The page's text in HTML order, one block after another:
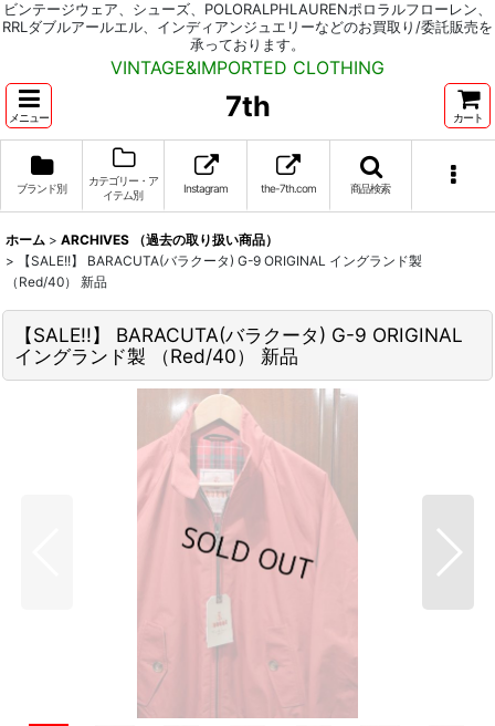
ビンテージウェア、シューズ、POLORALPHLAURENポロラルフローレン、
RRLダブルアールエル、インディアンジュエリーなどのお買取り/委託販売を
承っております。
VINTAGE&IMPORTED CLOTHING
メニュー 7th カート
ブランド別
カテゴリー・ア
イテム別
Instagram the-7th.com 商品検索
ホーム > ARCHIVES （過去の取り扱い商品）
>
【SALE!!】 BARACUTA(バラクータ) G-9 ORIGINAL イングランド製
（Red/40） 新品
【SALE!!】 BARACUTA(バラクータ) G-9 ORIGINAL
イングランド製 （Red/40） 新品